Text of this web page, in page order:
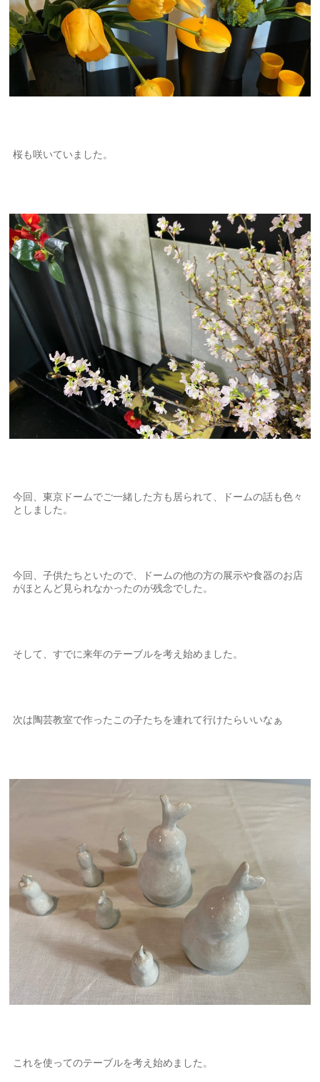
桜も咲いていました。
今回、東京ドームでご一緒した方も居られて、ドームの話も色々
としました。
今回、子供たちといたので、ドームの他の方の展示や食器のお店
がほとんど見られなかったのが残念でした。
そして、すでに来年のテーブルを考え始めました。
次は陶芸教室で作ったこの子たちを連れて行けたらいいなぁ
これを使ってのテーブルを考え始めました。